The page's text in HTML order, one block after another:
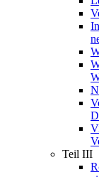
Teil III